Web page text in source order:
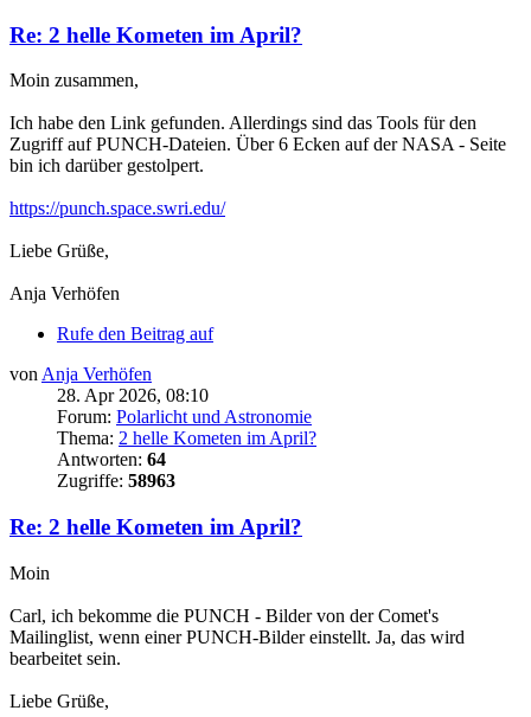
Re: 2 helle Kometen im April?
Moin zusammen,
Ich habe den Link gefunden. Allerdings sind das Tools für den
Zugriff auf PUNCH-Dateien. Über 6 Ecken auf der NASA - Seite
bin ich darüber gestolpert.
https://punch.space.swri.edu/
Liebe Grüße,
Anja Verhöfen
Rufe den Beitrag auf
von Anja Verhöfen
28. Apr 2026, 08:10
Forum: Polarlicht und Astronomie
Thema: 2 helle Kometen im April?
Antworten: 64
Zugriffe: 58963
Re: 2 helle Kometen im April?
Moin
Carl, ich bekomme die PUNCH - Bilder von der Comet's
Mailinglist, wenn einer PUNCH-Bilder einstellt. Ja, das wird
bearbeitet sein.
Liebe Grüße,